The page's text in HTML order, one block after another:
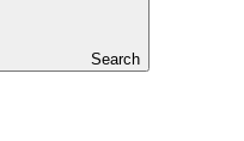
Search